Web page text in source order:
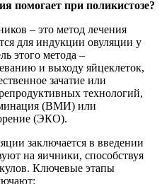
помогает при поликистозе?
– это метод лечения
для индукции овуляции у
этого метода –
и выходу яйцеклеток,
зачатие или
технологий,
(ВМИ) или
(ЭКО).
заключается в введении
на яичники, способствуя
Ключевые этапы